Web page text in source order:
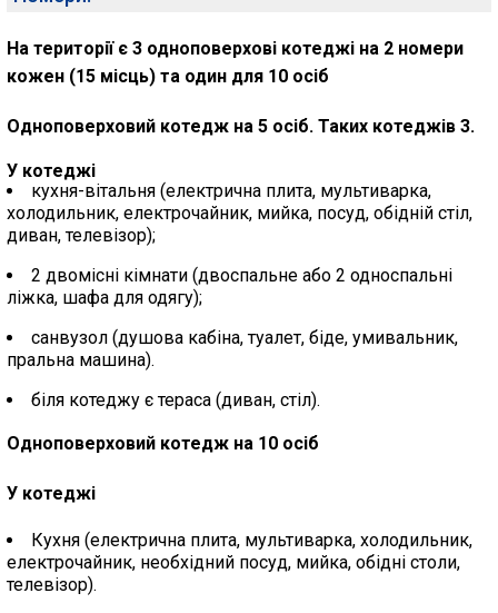
На території є 3 одноповерхові котеджі на 2 номери
кожен (15 місць) та один для 10 осіб
Одноповерховий котедж на 5 осіб. Таких котеджів 3.
У котеджі
кухня-вітальня (електрична плита, мультиварка,
холодильник, електрочайник, мийка, посуд, обідній стіл,
диван, телевізор);
2 двомісні кімнати (двоспальне або 2 односпальні
ліжка, шафа для одягу);
санвузол (душова кабіна, туалет, біде, умивальник,
пральна машина).
біля котеджу є тераса (диван, стіл).
Одноповерховий котедж на 10 осіб
У котеджі
Кухня (електрична плита, мультиварка, холодильник,
електрочайник, необхідний посуд, мийка, обідні столи,
телевізор).